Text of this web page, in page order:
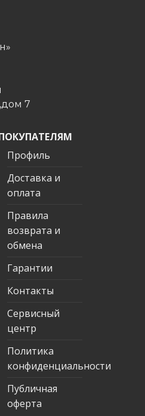
7
Профиль
Доставка и
оплата
Правила
возврата и
обмена
Гарантии
Контакты
Сервисный
центр
Политика
конфиденциальности
Публичная
оферта